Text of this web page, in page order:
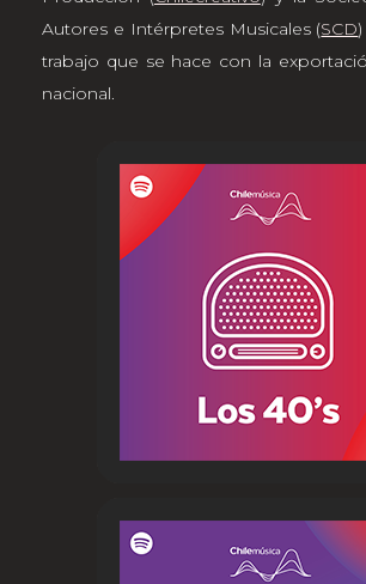
Autores e Intérpretes Musicales (SCD
trabajo que se hace con la
nacional.